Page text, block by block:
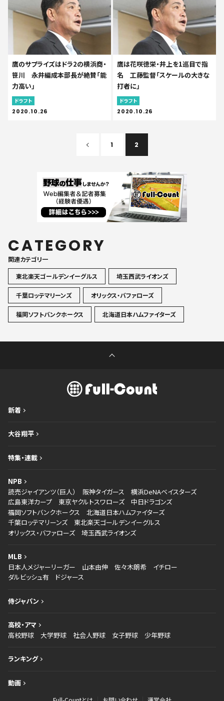
鷹のサプライズはドラ2の横浜商・
笹川 永井編成本部長が絶賛「能
力高い」
ドラフト
2020.10.26
鷹は花咲徳栄・井上を1巡目で指
名 工藤監督「スケールの大きな
打者に」
ドラフト
2020.10.26
1 2
CATEGORY
関連カテゴリ一
東北楽天ゴールデンイーグルス
埼玉西武ライオンズ
千葉ロッテマリーンズ オリックス・バファローズ
福岡ソフトバンクホークス 北海道日本ハムファイターズ
新着
大谷翔平
特集・連載
NPB
読売ジャイアンツ（巨人）
阪神タイガース
横浜DeNAベイスターズ
広島東洋カープ
東京ヤクルトスワローズ
中日ドラゴンズ
福岡ソフトバンクホークス
北海道日本ハムファイターズ
千葉ロッテマリーンズ
東北楽天ゴールデンイーグルス
オリックス・バファローズ
埼玉西武ライオンズ
MLB
日本人メジャーリーガー
山本由伸 佐々木朗希
イチロー
ダルビッシュ有
ドジャース
侍ジャパン
高校・アマ
高校野球
大学野球 社会人野球 女子野球 少年野球
ランキング
動画